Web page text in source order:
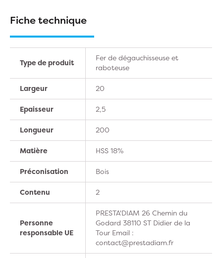
Fiche technique
Type de produit
Fer de dégauchisseuse et
raboteuse
Largeur 20
Epaisseur 2,5
Longueur 200
Matière HSS 18%
Préconisation Bois
Contenu 2
Personne
responsable UE
PRESTA'DIAM 26 Chemin du
Godard 38110 ST Didier de la
Tour Email :
contact@prestadiam.fr